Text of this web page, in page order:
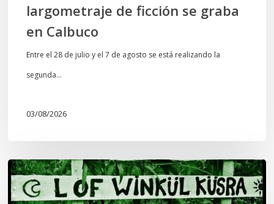
largometraje de ficción se graba
en Calbuco
Entre el 28 de julio y el 7 de agosto se está realizando la
segunda…
03/08/2026
Lof
Winkül